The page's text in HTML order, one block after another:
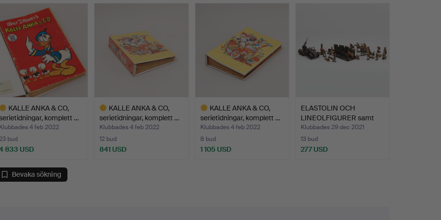
KALLE ANKA & CO,
komplett …
4 feb 2022
bud
833 USD
KALLE ANKA & CO,
serietidningar, komplett …
Klubbades 4 feb 2022
12 bud
841 USD
KALLE ANKA & CO,
serietidningar, komplett …
Klubbades 4 feb 2022
8 bud
1 105 USD
ELASTOLIN OCH
LINEOLFIGURER samt
MILITÄRJE…
Klubbades 29 dec 2021
13 bud
277 USD
Bevaka sökning